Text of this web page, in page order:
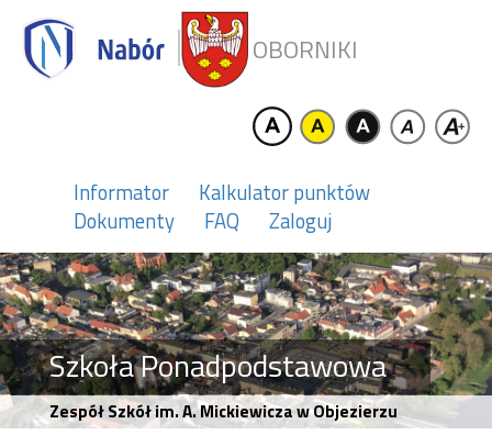
OBORNIKI
Informator
Kalkulator punktów
Dokumenty
FAQ Zaloguj
Szkoła Ponadpodstawowa
Zespół Szkół im. A. Mickiewicza w Objezierzu